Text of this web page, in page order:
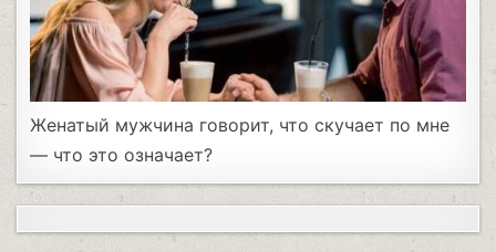
Женатый мужчина говорит, что скучает по мне
— что это означает?